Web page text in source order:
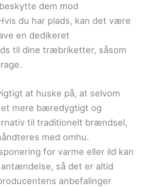
dem mod
du har plads, kan det være
en dedikeret
til dine træbriketter, såsom
at huske på, at selvom
mere bæredygtigt og
til traditionelt brændsel,
med omhu.
for varme eller ild kan
så det er altid
anbefalinger